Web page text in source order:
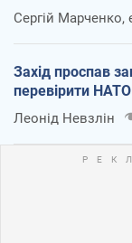
Сергій Марченко,
Захід проспав
перевірити
Леонід Невзлін